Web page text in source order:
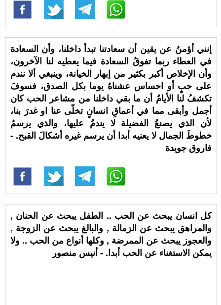
إنني أؤمنُ عن يقين أن سعادتنا تبدأ داخلنا، وأن السعادة
في العطاء ربما تفوقُ السعادة فيما يعطيه لنا الآخرون،
وأن الإخلاص أكبر بكثير من إبهار الخيانة، وينبغي ألا نندم
على حبٍ أو احساس عشناهُ يوما بكل الصدق، فسوفَ
تكشفُ لنا الأيامُ أن ما بقي داخلنا من مشاعر الحب كان
أجمل وأبقى مما في أعماقِ انسانٍ تخلّى عنا او غدرَ بنا،
لأن الذي يصنعُ الفضيلة لا يندمُ عليها، والذي يرسمُ
خطوطَ الجمال لا يعنيه أبدا أن يرسم غيره أشكالَ القبح. -
فاروق جويدة
كل انسان يبحث عن الحب .. الطفل يبحث عن الحنان ,
والمراهق يبحث عن الزمالة , والبالغ يبحث عن الزوجة ,
والعجوز يبحث عن الممرضة , وكلها أنواع من الحب .. ولا
يمكن الاستغناء عن الحب أبدا. - أنيس منصور